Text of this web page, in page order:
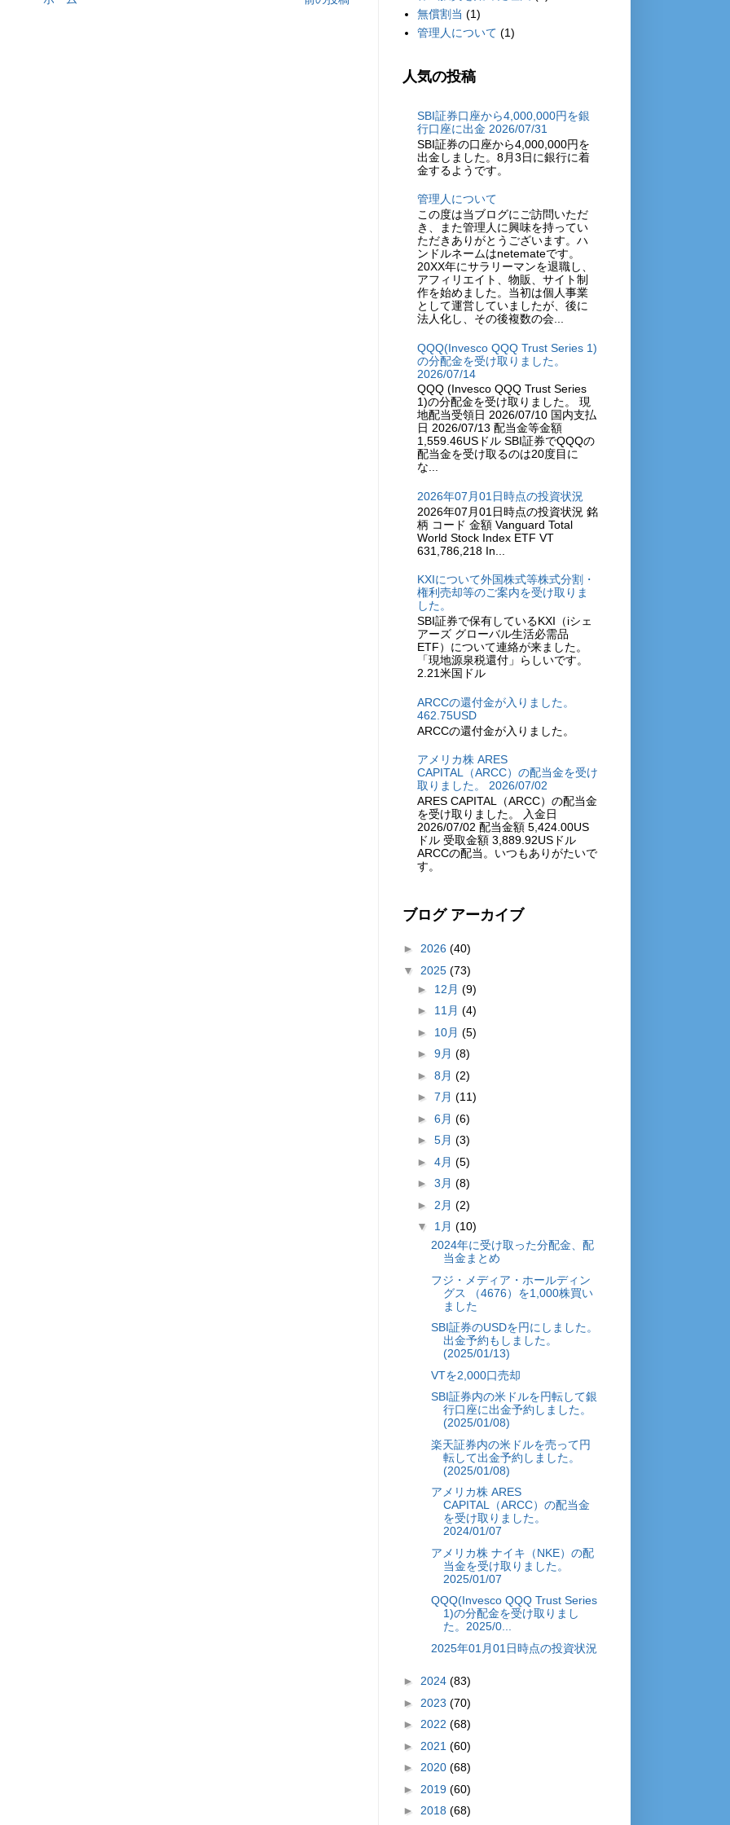
無償割当 (1)
管理人について (1)
人気の投稿
SBI証券口座から4,000,000円を銀
行口座に出金 2026/07/31
SBI証券の口座から4,000,000円を
出金しました。8月3日に銀行に着
金するようです。
管理人について
この度は当ブログにご訪問いただ
き、また管理人に興味を持ってい
ただきありがとうございます。ハ
ンドルネームはnetemateです。
20XX年にサラリーマンを退職し、
アフィリエイト、物販、サイト制
作を始めました。当初は個人事業
として運営していましたが、後に
法人化し、その後複数の会...
QQQ(Invesco QQQ Trust Series 1)
の分配金を受け取りました。
2026/07/14
QQQ (Invesco QQQ Trust Series
1)の分配金を受け取りました。 現
地配当受領日 2026/07/10 国内支払
日 2026/07/13 配当金等金額
1,559.46USドル SBI証券でQQQの
配当金を受け取るのは20度目に
な...
2026年07月01日時点の投資状況
2026年07月01日時点の投資状況 銘
柄 コード 金額 Vanguard Total
World Stock Index ETF VT
631,786,218 In...
KXIについて外国株式等株式分割・
権利売却等のご案内を受け取りま
した。
SBI証券で保有しているKXI（iシェ
アーズ グローバル生活必需品
ETF）について連絡が来ました。
「現地源泉税還付」らしいです。
2.21米国ドル
ARCCの還付金が入りました。
462.75USD
ARCCの還付金が入りました。
アメリカ株 ARES
CAPITAL（ARCC）の配当金を受け
取りました。 2026/07/02
ARES CAPITAL（ARCC）の配当金
を受け取りました。 入金日
2026/07/02 配当金額 5,424.00US
ドル 受取金額 3,889.92USドル
ARCCの配当。いつもありがたいで
す。
ブログ アーカイブ
► 2026 (40)
▼ 2025 (73)
► 12月 (9)
► 11月 (4)
► 10月 (5)
► 9月 (8)
► 8月 (2)
► 7月 (11)
► 6月 (6)
► 5月 (3)
► 4月 (5)
► 3月 (8)
► 2月 (2)
▼ 1月 (10)
2024年に受け取った分配金、配
当金まとめ
フジ・メディア・ホールディン
グス （4676）を1,000株買い
ました
SBI証券のUSDを円にしました。
出金予約もしました。
(2025/01/13)
VTを2,000口売却
SBI証券内の米ドルを円転して銀
行口座に出金予約しました。
(2025/01/08)
楽天証券内の米ドルを売って円
転して出金予約しました。
(2025/01/08)
アメリカ株 ARES
CAPITAL（ARCC）の配当金
を受け取りました。
2024/01/07
アメリカ株 ナイキ（NKE）の配
当金を受け取りました。
2025/01/07
QQQ(Invesco QQQ Trust Series
1)の分配金を受け取りまし
た。2025/0...
2025年01月01日時点の投資状況
► 2024 (83)
► 2023 (70)
► 2022 (68)
► 2021 (60)
► 2020 (68)
► 2019 (60)
► 2018 (68)